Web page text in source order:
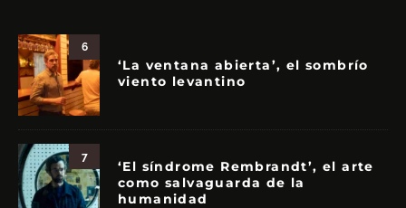
6
‘La ventana abierta’, el sombrío
viento levantino
7
‘El síndrome Rembrandt’, el arte
como salvaguarda de la
humanidad